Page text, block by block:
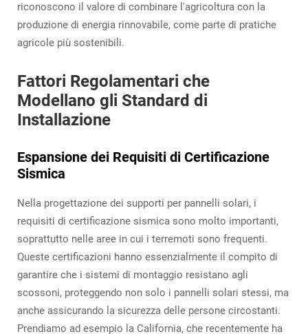
riconoscono il valore di combinare l'agricoltura con la
produzione di energia rinnovabile, come parte di pratiche
agricole più sostenibili.
Fattori Regolamentari che
Modellano gli Standard di
Installazione
Espansione dei Requisiti di Certificazione
Sismica
Nella progettazione dei supporti per pannelli solari, i
requisiti di certificazione sismica sono molto importanti,
soprattutto nelle aree in cui i terremoti sono frequenti.
Queste certificazioni hanno essenzialmente il compito di
garantire che i sistemi di montaggio resistano agli
scossoni, proteggendo non solo i pannelli solari stessi, ma
anche assicurando la sicurezza delle persone circostanti.
Prendiamo ad esempio la California, che recentemente ha